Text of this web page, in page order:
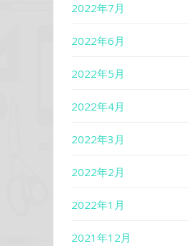
2022年7月
2022年6月
2022年5月
2022年4月
2022年3月
2022年2月
2022年1月
2021年12月